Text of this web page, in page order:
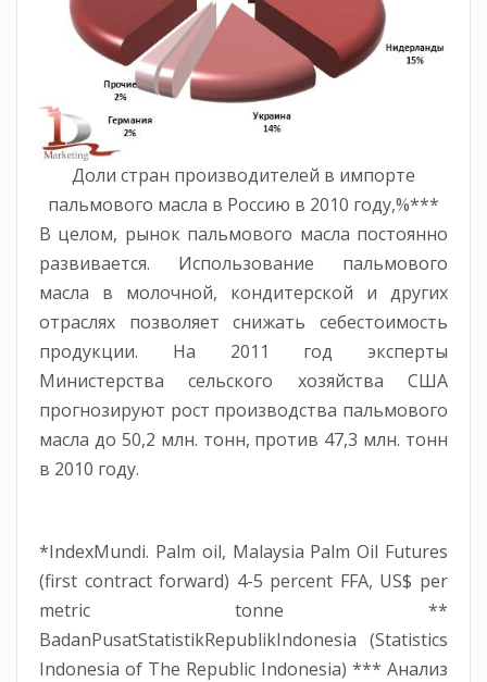
Доли стран производителей в импорте
пальмового масла в Россию в 2010 году,%***
В целом, рынок пальмового масла постоянно
развивается. Использование пальмового
масла в молочной, кондитерской и других
отраслях позволяет снижать себестоимость
продукции. На 2011 год эксперты
Министерства сельского хозяйства США
прогнозируют рост производства пальмового
масла до 50,2 млн. тонн, против 47,3 млн. тонн
в 2010 году.
*IndexMundi. Palm oil, Malaysia Palm Oil Futures
(first contract forward) 4-5 percent FFA, US$ per
metric tonne **
BadanPusatStatistikRepublikIndonesia (Statistics
Indonesia of The Republic Indonesia) *** Анализ